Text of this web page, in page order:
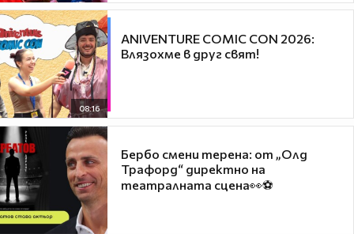
08:16
ANIVENTURE COMIC CON 2026:
Влязохме в друг свят!
Бербо смени терена: от „Олд
Трафорд“ директно на
театралната сцена👀⚽